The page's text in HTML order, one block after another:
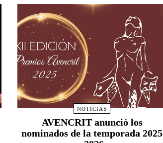
NOTICIAS
AVENCRIT anunció los
nominados de la temporada 2025